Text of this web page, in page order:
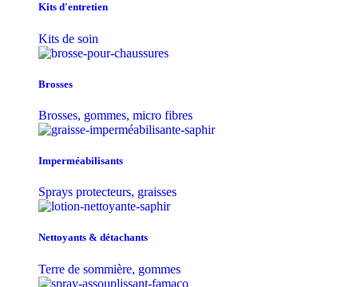
Kits d'entretien
Kits de soin
Brosses
Brosses, gommes, micro fibres
Imperméabilisants
Sprays protecteurs, graisses
Nettoyants & détachants
Terre de sommière, gommes